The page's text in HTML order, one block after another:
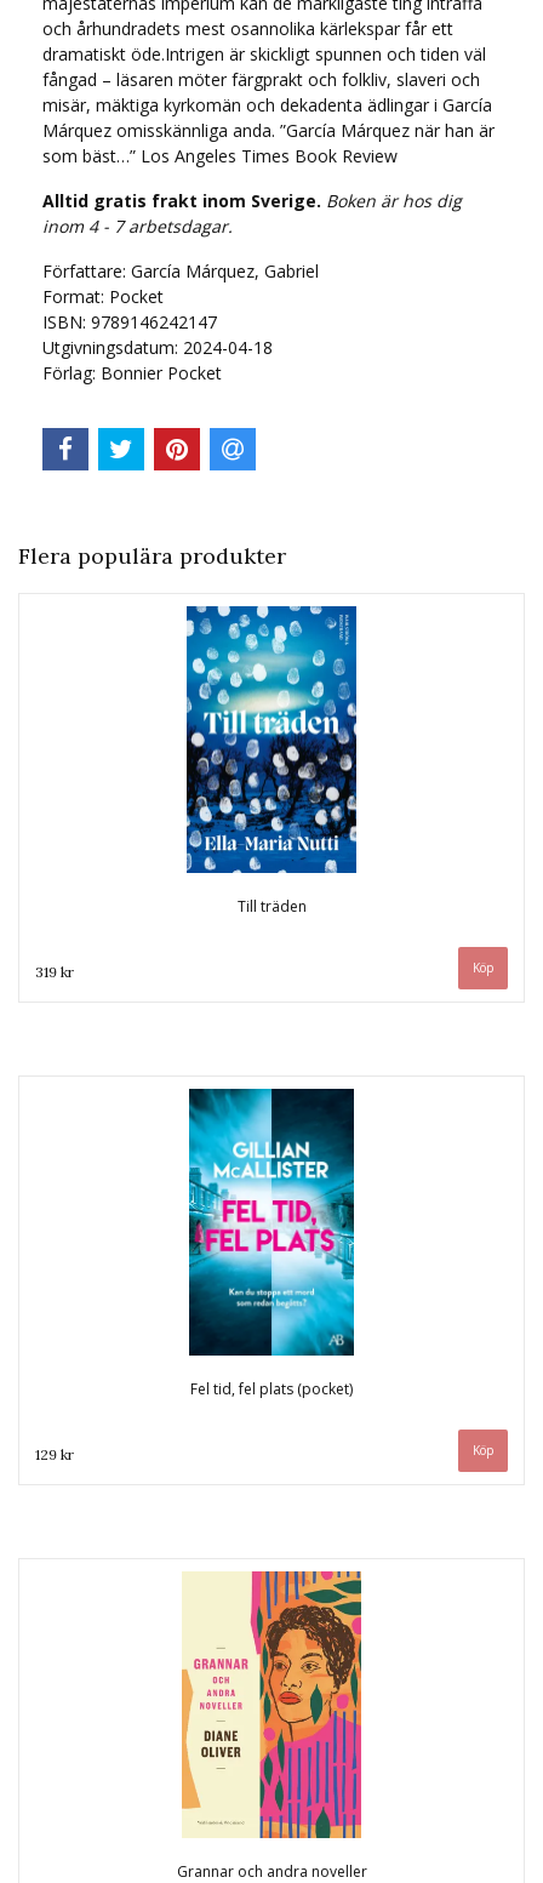
och århundradets mest osannolika kärlekspar får ett
dramatiskt öde.Intrigen är skickligt spunnen och tiden väl
fångad – läsaren möter färgprakt och folkliv, slaveri och
misär, mäktiga kyrkomän och dekadenta ädlingar i García
Márquez omisskännliga anda. ”García Márquez när han är
som bäst…” Los Angeles Times Book Review
Alltid gratis frakt inom Sverige. Boken är hos dig
inom 4 - 7 arbetsdagar.
Författare: García Márquez, Gabriel
Format: Pocket
ISBN: 9789146242147
Utgivningsdatum: 2024-04-18
Förlag: Bonnier Pocket
Flera populära produkter
Till träden
319 kr
Fel tid, fel plats (pocket)
129 kr
Grannar och andra noveller